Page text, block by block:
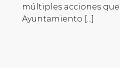
múltiples acciones que
Ayuntamiento [...]